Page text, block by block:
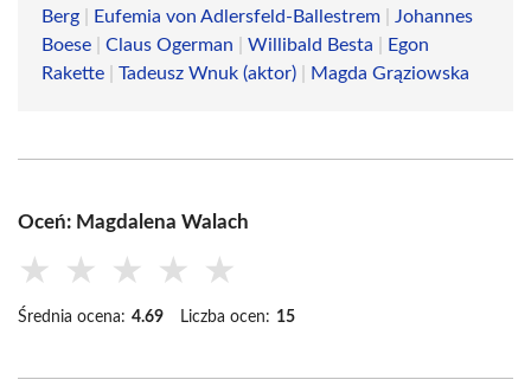
Berg
Eufemia von Adlersfeld-Ballestrem
Johannes
Boese
Claus Ogerman Willibald Besta
Egon
Rakette
Tadeusz Wnuk (aktor) Magda Grąziowska
Oceń: Magdalena Walach
★ ★ ★ ★ ★
Średnia ocena: 4.69 Liczba ocen: 15